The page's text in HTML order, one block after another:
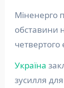
Міненерго
обставини
Україна
зусилля